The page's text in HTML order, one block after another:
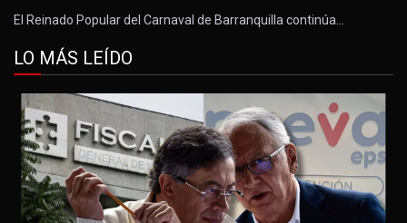
El Reinado Popular del Carnaval de Barranquilla continúa…
LO MÁS LEÍDO